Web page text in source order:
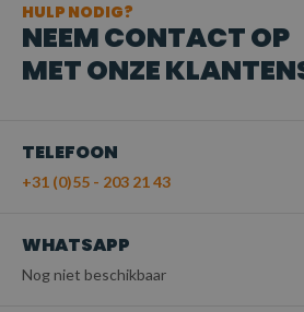
HULP NODIG?
NEEM CONTACT OP
MET ONZE
TELEFOON
+31 (0)55 - 203 21 43
WHATSAPP
Nog niet beschikbaar